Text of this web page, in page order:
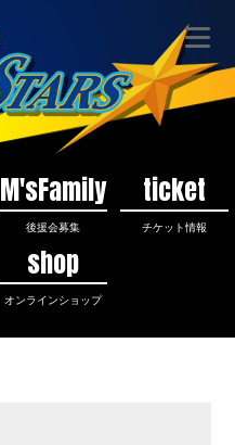
M'sFamily
後援会募集
ticket
チケット情報
shop
オンラインショップ